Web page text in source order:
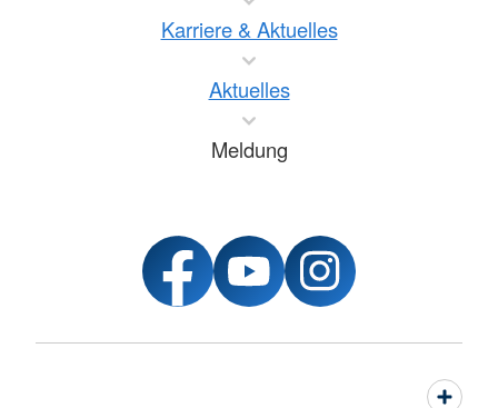
Karriere & Aktuelles
Aktuelles
Meldung